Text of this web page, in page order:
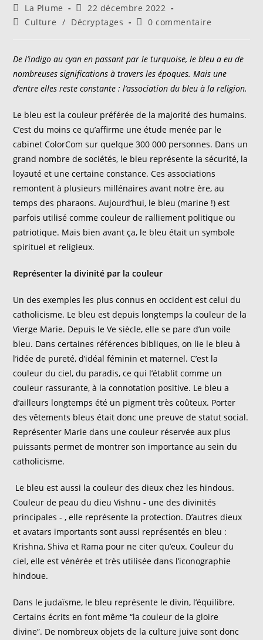
Auteur/autrice
de
La Plume
Publication
publiée :
22 décembre 2022
PostCulture / Décryptages
Commentaires
publication :
0 commentaire
De l’indigo au cyan en passant par le turquoise, le bleu a eu de
nombreuses significations à travers les époques. Mais une
d’entre elles reste constante : l’association du bleu à la religion.
Le bleu est la couleur préférée de la majorité des humains.
C’est du moins ce qu’affirme une étude menée par le
cabinet ColorCom sur quelque 300 000 personnes. Dans un
grand nombre de sociétés, le bleu représente la sécurité, la
loyauté et une certaine constance. Ces associations
remontent à plusieurs millénaires avant notre ère, au
temps des pharaons. Aujourd’hui, le bleu (marine !) est
parfois utilisé comme couleur de ralliement politique ou
patriotique. Mais bien avant ça, le bleu était un symbole
spirituel et religieux.
Représenter la divinité par la couleur
Un des exemples les plus connus en occident est celui du
catholicisme. Le bleu est depuis longtemps la couleur de la
Vierge Marie. Depuis le Ve siècle, elle se pare d’un voile
bleu. Dans certaines références bibliques, on lie le bleu à
l’idée de pureté, d’idéal féminin et maternel. C’est la
couleur du ciel, du paradis, ce qui l’établit comme un
couleur rassurante, à la connotation positive. Le bleu a
d’ailleurs longtemps été un pigment très coûteux. Porter
des vêtements bleus était donc une preuve de statut social.
Représenter Marie dans une couleur réservée aux plus
puissants permet de montrer son importance au sein du
catholicisme.
Le bleu est aussi la couleur des dieux chez les hindous.
Couleur de peau du dieu Vishnu - une des divinités
principales - , elle représente la protection. D’autres dieux
et avatars importants sont aussi représentés en bleu :
Krishna, Shiva et Rama pour ne citer qu’eux. Couleur du
ciel, elle est vénérée et très utilisée dans l’iconographie
hindoue.
Dans le judaïsme, le bleu représente le divin, l’équilibre.
Certains écrits en font même “la couleur de la gloire
divine”. De nombreux objets de la culture juive sont donc